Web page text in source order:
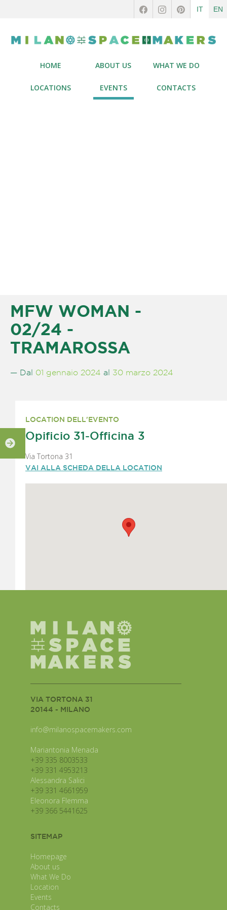
IT EN
HOME ABOUT US WHAT WE DO
LOCATIONS EVENTS CONTACTS
MFW WOMAN -
02/24 -
TRAMAROSSA
— Dal 01 gennaio 2024 al 30 marzo 2024
LOCATION DELL'EVENTO
Opificio 31-Officina 3
Via Tortona 31
VAI ALLA SCHEDA DELLA LOCATION
VIA TORTONA 31
20144 - MILANO
info@milanospacemakers.com
Mariantonia Menada
+39 335 8003533
+39 331 4953213
Alessandra Salici
+39 331 4661959
Eleonora Flemma
+39 366 5441625
SITEMAP
Homepage
About us
What We Do
Location
Events
Contacts